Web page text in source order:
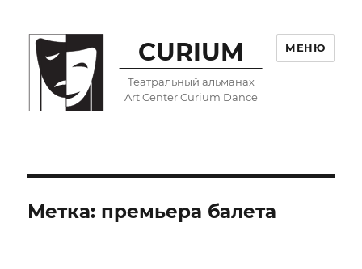
CURIUM
Театральный альманах
Art Center Curium Dance
МЕНЮ
Метка: премьера балета